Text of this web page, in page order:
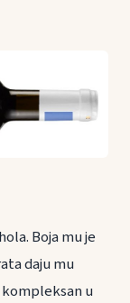
Boja mu je
daju mu
u